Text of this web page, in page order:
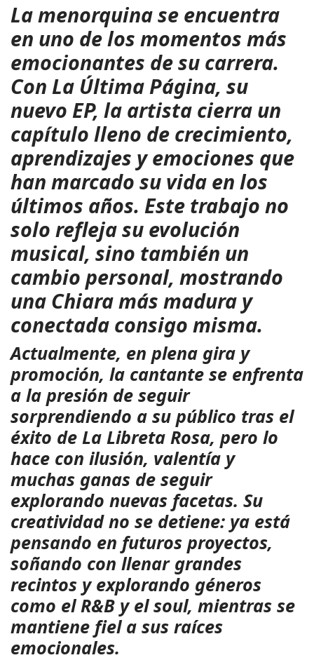
La menorquina se encuentra
en uno de los momentos más
emocionantes de su carrera.
Con La Última Página, su
nuevo EP, la artista cierra un
capítulo lleno de crecimiento,
aprendizajes y emociones que
han marcado su vida en los
últimos años. Este trabajo no
solo refleja su evolución
musical, sino también un
cambio personal, mostrando
una Chiara más madura y
conectada consigo misma.
Actualmente, en plena gira y
promoción, la cantante se enfrenta
a la presión de seguir
sorprendiendo a su público tras el
éxito de La Libreta Rosa, pero lo
hace con ilusión, valentía y
muchas ganas de seguir
explorando nuevas facetas. Su
creatividad no se detiene: ya está
pensando en futuros proyectos,
soñando con llenar grandes
recintos y explorando géneros
como el R&B y el soul, mientras se
mantiene fiel a sus raíces
emocionales.